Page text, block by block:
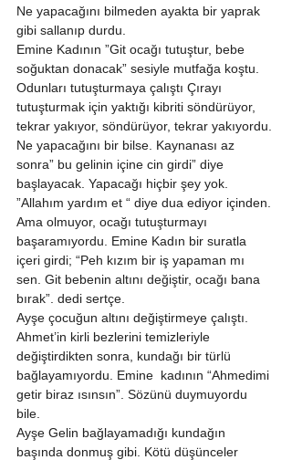
Ne yapacağını bilmeden ayakta bir yaprak
gibi sallanıp durdu.
Emine Kadının ”Git ocağı tutuştur, bebe
soğuktan donacak” sesiyle mutfağa koştu.
Odunları tutuşturmaya çalıştı Çırayı
tutuşturmak için yaktığı kibriti söndürüyor,
tekrar yakıyor, söndürüyor, tekrar yakıyordu.
Ne yapacağını bir bilse. Kaynanası az
sonra” bu gelinin içine cin girdi” diye
başlayacak. Yapacağı hiçbir şey yok.
”Allahım yardım et “ diye dua ediyor içinden.
Ama olmuyor, ocağı tutuşturmayı
başaramıyordu. Emine Kadın bir suratla
içeri girdi; “Peh kızım bir iş yapaman mı
sen. Git bebenin altını değiştir, ocağı bana
bırak”. dedi sertçe.
Ayşe çocuğun altını değiştirmeye çalıştı.
Ahmet’in kirli bezlerini temizleriyle
değiştirdikten sonra, kundağı bir türlü
bağlayamıyordu. Emine  kadının “Ahmedimi
getir biraz ısınsın”. Sözünü duymuyordu
bile.
Ayşe Gelin bağlayamadığı kundağın
başında donmuş gibi. Kötü düşünceler